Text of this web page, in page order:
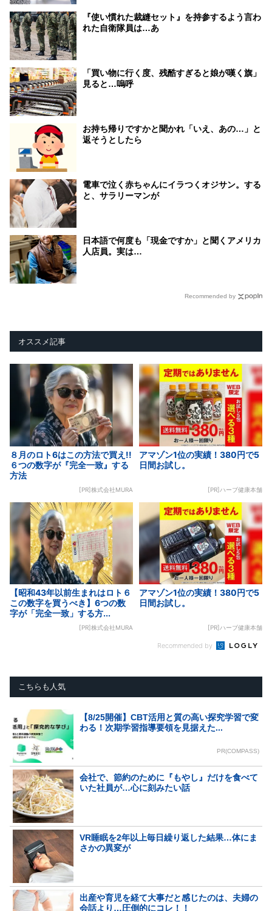
『使い慣れた裁縫セット』を持参するよう言わ
れた自衛隊員は…あ
「買い物に行く度、残酷すぎると娘が嘆く旗」
見ると…嗚呼
お持ち帰りですかと聞かれ「いえ、あの…」と
返そうとしたら
電車で泣く赤ちゃんにイラつくオジサン。する
と、サラリーマンが
日本語で何度も「現金ですか」と聞くアメリカ
人店員。実は…
Recommended by
オススメ記事
８月のロト6はこの方法で買え!!
６つの数字が『完全一致』する
方法
[PR]株式会社MURA
アマゾン1位の実績！380円で5
日間お試し。
[PR]ハーブ健康本舗
【昭和43年以前生まれはロト６
この数字を買うべき】6つの数
字が「完全一致」する方...
[PR]株式会社MURA
アマゾン1位の実績！380円で5
日間お試し。
[PR]ハーブ健康本舗
Recommended by
こちらも人気
【8/25開催】CBT活用と質の高い探究学習で変
わる！次期学習指導要領を見据えた...
PR(COMPASS)
会社で、節約のために『もやし』だけを食べて
いた社員が…心に刻みたい話
VR睡眠を2年以上毎日繰り返した結果…体にま
さかの異変が
出産や育児を経て大事だと感じたのは、夫婦の
会話より…圧倒的にコレ！！